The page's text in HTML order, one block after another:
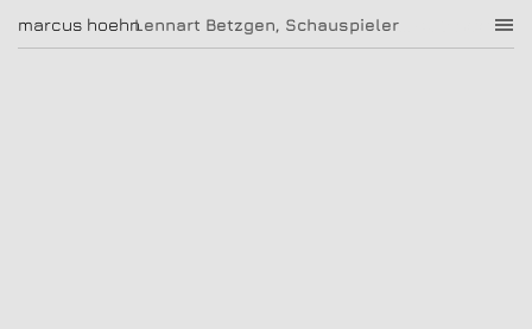
Lennart Betzgen, Schauspieler
marcus hoehn marcus hoehn
|